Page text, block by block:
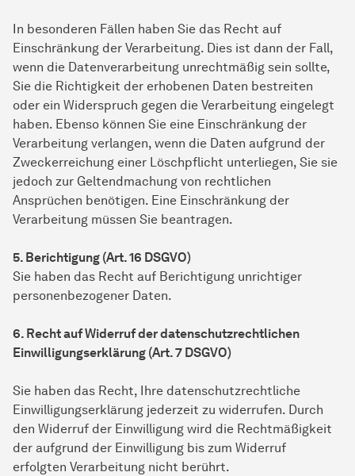
In besonderen Fällen haben Sie das Recht auf
Einschränkung der Verarbeitung. Dies ist dann der Fall,
wenn die Datenverarbeitung unrechtmäßig sein sollte,
Sie die Richtigkeit der erhobenen Daten bestreiten
oder ein Widerspruch gegen die Verarbeitung eingelegt
haben. Ebenso können Sie eine Einschränkung der
Verarbeitung verlangen, wenn die Daten aufgrund der
Zweckerreichung einer Löschpflicht unterliegen, Sie sie
jedoch zur Geltendmachung von rechtlichen
Ansprüchen benötigen. Eine Einschränkung der
Verarbeitung müssen Sie beantragen.
5. Berichtigung (Art. 16 DSGVO)
Sie haben das Recht auf Berichtigung unrichtiger
personenbezogener Daten.
6. Recht auf Widerruf der datenschutzrechtlichen
Einwilligungserklärung (Art. 7 DSGVO)
Sie haben das Recht, Ihre datenschutzrechtliche
Einwilligungserklärung jederzeit zu widerrufen. Durch
den Widerruf der Einwilligung wird die Rechtmäßigkeit
der aufgrund der Einwilligung bis zum Widerruf
erfolgten Verarbeitung nicht berührt.